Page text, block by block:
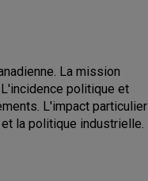
La mission
politique et
L'impact particulier
la politique industrielle.